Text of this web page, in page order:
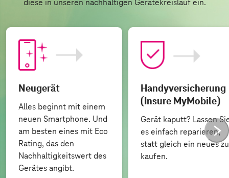
diese in unseren nachhaltigen Gerätekreislauf ein.
Neugerät
Alles beginnt mit einem
neuen Smartphone. Und
am besten eines mit Eco
Rating, das den
Nachhaltigkeitswert des
Gerätes angibt.
Handyversicherung
(Insure MyMobile)
Gerät kaputt? Lassen
es einfach reparieren,
statt gleich ein neues zu
kaufen.